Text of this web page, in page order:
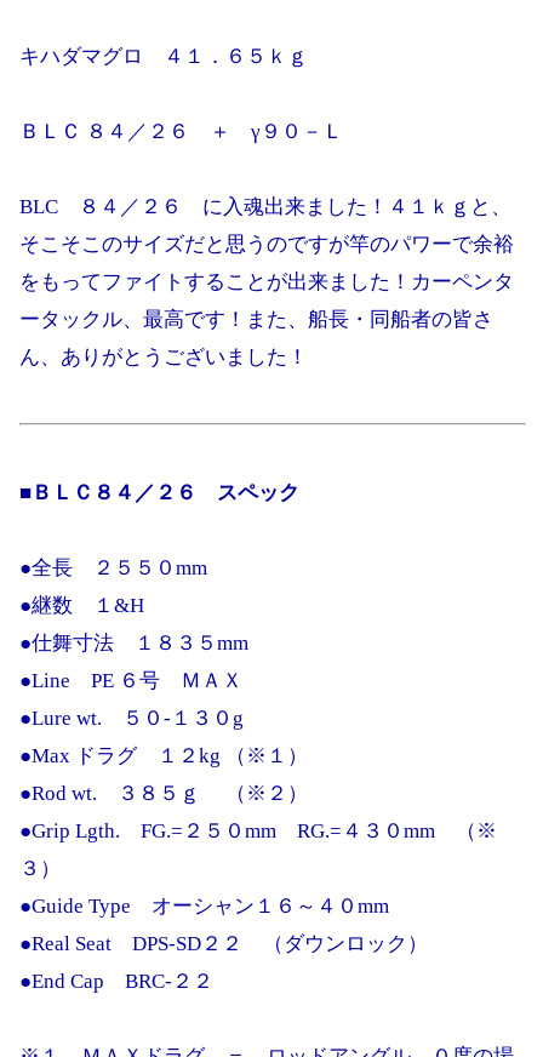
キハダマグロ ４１．６５ｋｇ
ＢＬＣ ８４／２６ ＋ γ９０－Ｌ
BLC ８４／２６ に入魂出来ました！４１ｋｇと、
そこそこのサイズだと思うのですが竿のパワーで余裕
をもってファイトすることが出来ました！カーペンタ
ータックル、最高です！また、船長・同船者の皆さ
ん、ありがとうございました！
■ＢＬＣ８４／２６ スペック
●全長 ２５５０mm
●継数 １&H
●仕舞寸法 １８３５mm
●Line PE ６号 ＭＡＸ
●Lure wt. ５０-１３０g
●Max ドラグ １２kg （※１）
●Rod wt. ３８５ｇ （※２）
●Grip Lgth. FG.=２５０mm RG.=４３０mm （※
３）
●Guide Type オーシャン１６～４０mm
●Real Seat DPS-SD２２ （ダウンロック）
●End Cap BRC-２２